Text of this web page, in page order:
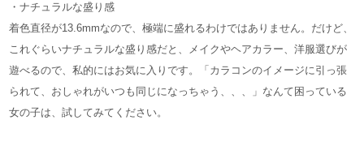
・ナチュラルな盛り感
着色直径が13.6mmなので、極端に盛れるわけではありません。だけど、
これぐらいナチュラルな盛り感だと、メイクやヘアカラー、洋服選びが
遊べるので、私的にはお気に入りです。「カラコンのイメージに引っ張
られて、おしゃれがいつも同じになっちゃう、、、」なんて困っている
女の子は、試してみてください。